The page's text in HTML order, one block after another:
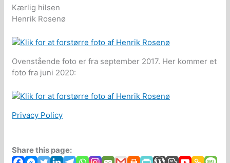
Kærlig hilsen
Henrik Rosenø
Ovenstående foto er fra september 2017. Her kommer et
foto fra juni 2020:
Privacy Policy
Share this page: